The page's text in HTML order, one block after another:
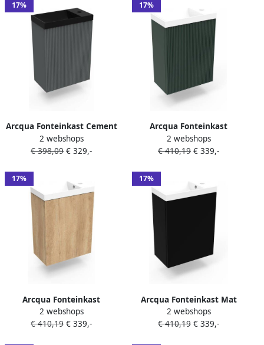
17%
Arcqua Fonteinkast Cement
Ridge 40x55x28 cm Incl.
Fontein Mat Zwart Zonder
2 webshops
€ 398,09 € 329,-
17%
Arcqua Fonteinkast
Highland Green Ridge
40x55x28 cm Incl. Fontein
2 webshops
€ 410,19 € 339,-
17%
Arcqua Fonteinkast
Nebraska Oak Luna
40x55x28 cm Incl. Fontein
2 webshops
€ 410,19 € 339,-
17%
Arcqua Fonteinkast Mat
Zwart Luna 40x55x28 cm
Incl. Fontein Glans Wit Met
2 webshops
€ 410,19 € 339,-